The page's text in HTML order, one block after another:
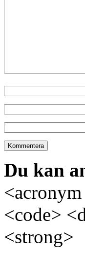
Du kan
<code>
<strong>